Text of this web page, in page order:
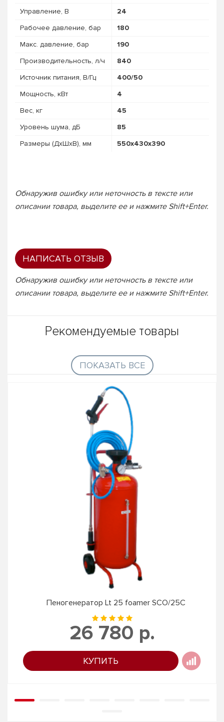
Управление, В
24
Рабочее давление, бар
180
Макс. давление, бар
190
Про­из­во­дитель­ность, л/ч
840
Источник питания, В/Гц
400/50
Мощность, кВт
4
Вес, кг
45
Уровень шума, дБ
85
Размеры (ДхШхВ), мм
550x430x390
Обнаружив ошибку или неточность в тексте или
описании товара, выделите ее и нажмите Shift+Enter.
НАПИСАТЬ ОТЗЫВ
Обнаружив ошибку или неточность в тексте или
описании товара, выделите ее и нажмите Shift+Enter.
Рекомендуемые товары
ПОКАЗАТЬ ВСЕ
Пеногенератор Lt 25 foamer SCO/25C
26 780 р.
КУПИТЬ